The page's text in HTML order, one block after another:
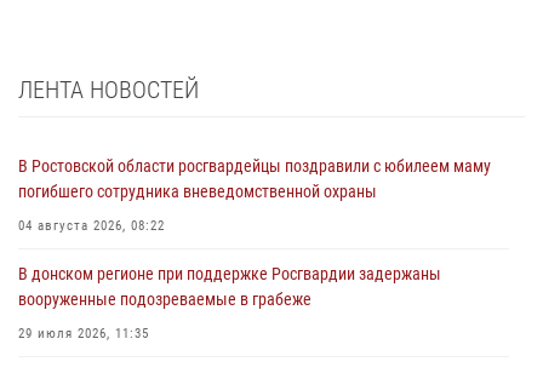
ЛЕНТА НОВОСТЕЙ
В Ростовской области росгвардейцы поздравили с юбилеем маму
погибшего сотрудника вневедомственной охраны
04 августа 2026, 08:22
В донском регионе при поддержке Росгвардии задержаны
вооруженные подозреваемые в грабеже
29 июля 2026, 11:35